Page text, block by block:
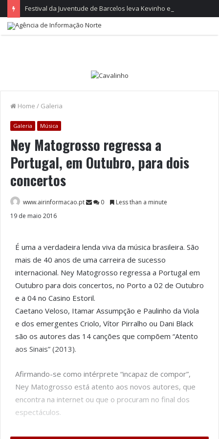
Home / Galeria
Galeria Música
Ney Matogrosso regressa a
Portugal, em Outubro, para dois
concertos
www.airinformacao.pt 0
Less than a minute
19 de maio 2016
É uma a verdadeira lenda viva da música brasileira. São
mais de 40 anos de uma carreira de sucesso
internacional. Ney Matogrosso regressa a Portugal em
Outubro para dois concertos, no Porto a 02 de Outubro
e a 04 no Casino Estoril.
Caetano Veloso, Itamar Assumpção e Paulinho da Viola
e dos emergentes Criolo, Vítor Pirralho ou Dani Black
são os autores das 14 canções que compõem “Atento
aos Sinais” (2013).
Afirmando-se como intérprete “incapaz de compor”,
Ney Matogrosso está atento aos novos autores, que
encontra na internet ou que o procuram no final dos
espectáculos.
Assume-se senhor absoluto do seu próprio tempo e